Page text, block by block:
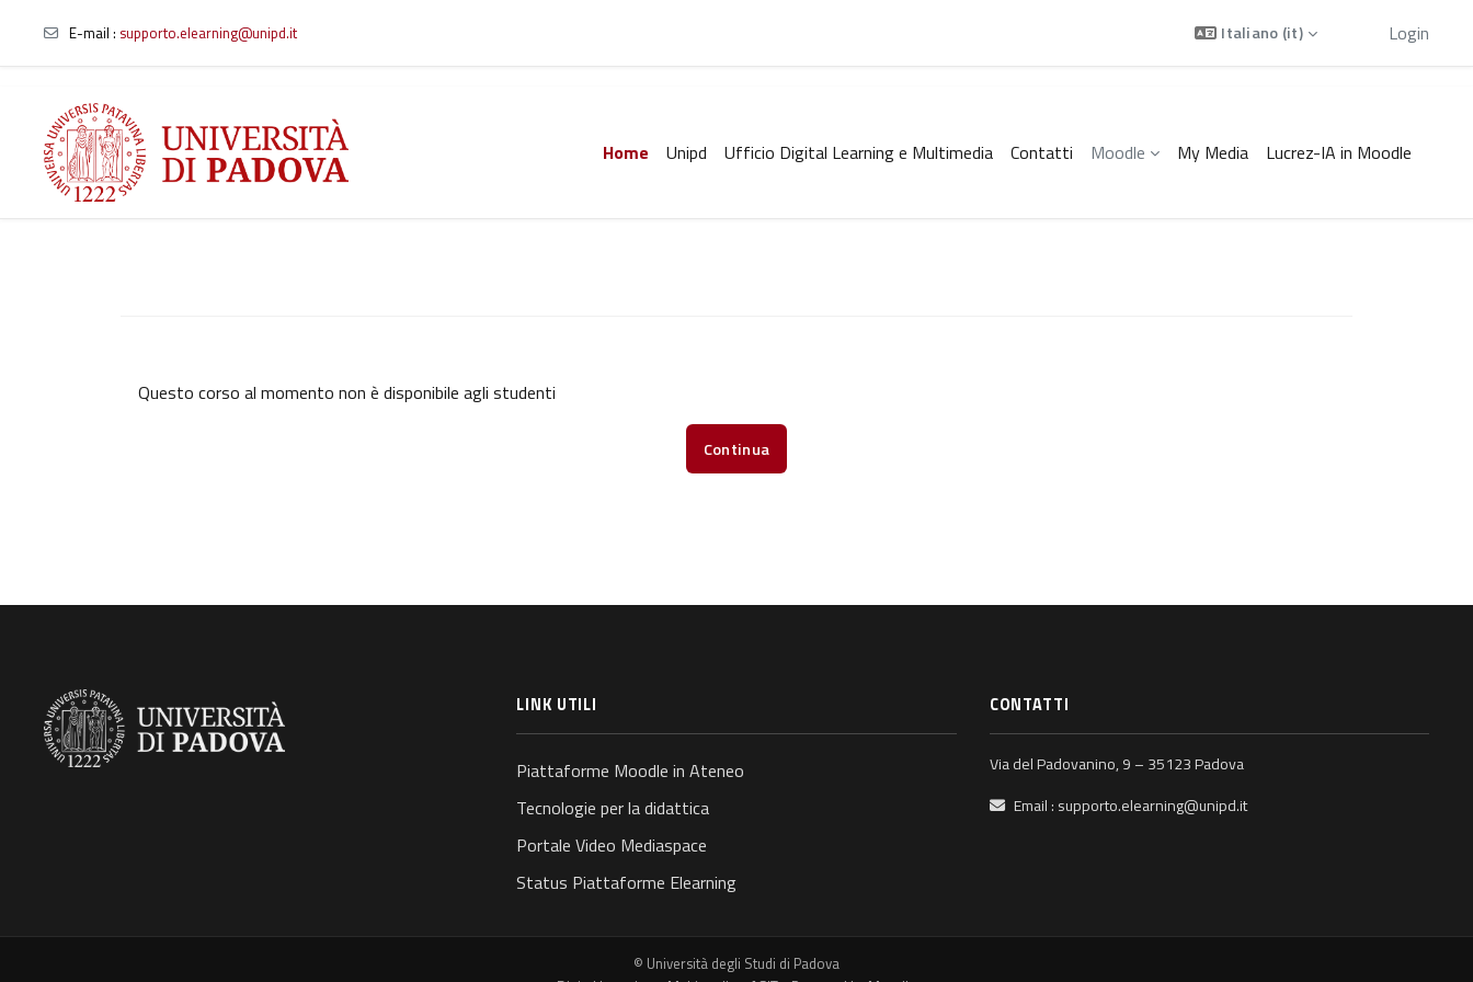
Vai al contenuto principale
E-mail : supporto.elearning@unipd.it Italiano ‎(it)‎ Login
Home Unipd Ufficio Digital Learning e Multimedia Contatti Moodle My Media Lucrez-IA in Moodle
Questo corso al momento non è disponibile agli studenti
Continua
LINK UTILI
Piattaforme Moodle in Ateneo
Tecnologie per la didattica
Portale Video Mediaspace
Status Piattaforme Elearning
CONTATTI
Via del Padovanino, 9 – 35123 Padova
Email : supporto.elearning@unipd.it
© Università degli Studi di Padova